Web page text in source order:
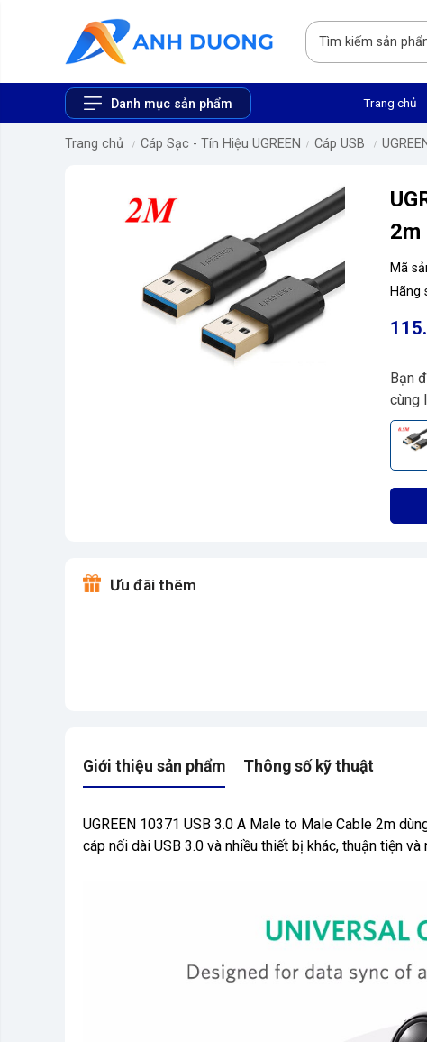
Danh mục sản phẩm Trang chủ
Trang chủ Cáp Sạc - Tín Hiệu UGREEN Cáp USB
2m
Mã
Hãng
Bạn
cùng
Ưu đãi thêm
Giới thiệu sản phẩm Thông số kỹ thuật
UGREEN 10371 USB 3.0 A Male to Male Cable 2m
cáp nối dài USB 3.0 và nhiều thiết bị khác, thuận tiện